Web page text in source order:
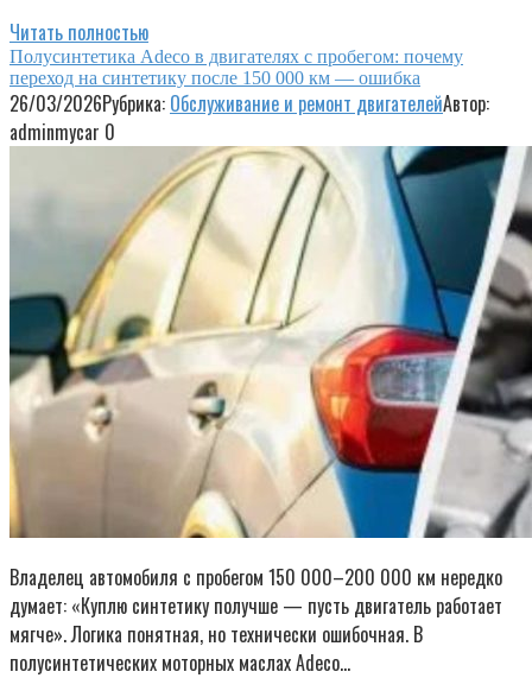
Читать полностью
Полусинтетика Adeco в двигателях с пробегом: почему
переход на синтетику после 150 000 км — ошибка
26/03/2026Рубрика: Обслуживание и ремонт двигателейАвтор:
adminmycar 0
Владелец автомобиля с пробегом 150 000–200 000 км нередко
думает: «Куплю синтетику получше — пусть двигатель работает
мягче». Логика понятная, но технически ошибочная. В
полусинтетических моторных маслах Adeco…